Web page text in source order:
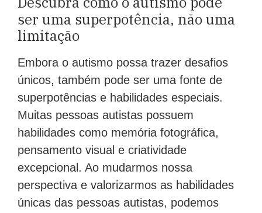
ser uma superpotência, não uma
limitação
Embora o autismo possa trazer desafios
únicos, também pode ser uma fonte de
superpotências e habilidades especiais.
Muitas pessoas autistas possuem
habilidades como memória fotográfica,
pensamento visual e criatividade
excepcional. Ao mudarmos nossa
perspectiva e valorizarmos as habilidades
únicas das pessoas autistas, podemos